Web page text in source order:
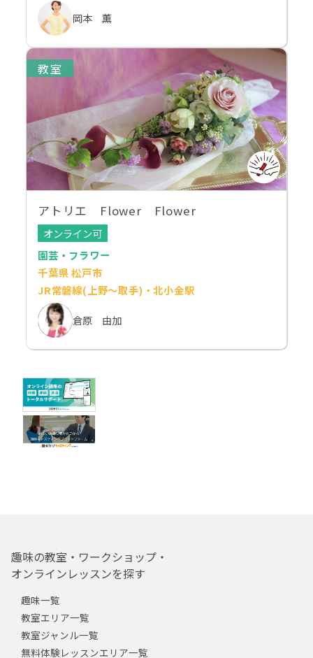
岡本 薫
教室
アトリエ Flower Flower
オンライン可
園芸・フラワー
千葉県 松戸市
JR常磐線(上野～取手)・北小金駅
倉原 由加
趣味の教室・ワークショップ・
オンラインレッスンを探す
趣味一覧
教室エリア一覧
教室ジャンル一覧
無料体験レッスンエリア一覧